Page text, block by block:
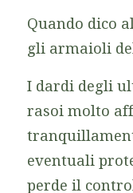
Quando dico
gli armaioli
I dardi degli
rasoi molto
eventuali
perde il